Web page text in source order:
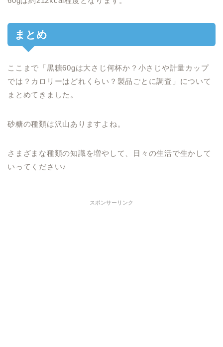
まとめ
ここまで「黒糖60gは大さじ何杯か？小さじや計量カップ
では？カロリーはどれくらい？製品ごとに調査」について
まとめてきました。
砂糖の種類は沢山ありますよね。
さまざまな種類の知識を増やして、日々の生活で生かして
いってください♪
スポンサーリンク